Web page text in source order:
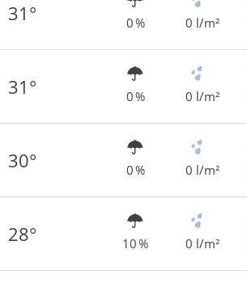
31° 0 % 0 l/m²
31° 0 % 0 l/m²
30° 0 % 0 l/m²
28° 10 % 0 l/m²